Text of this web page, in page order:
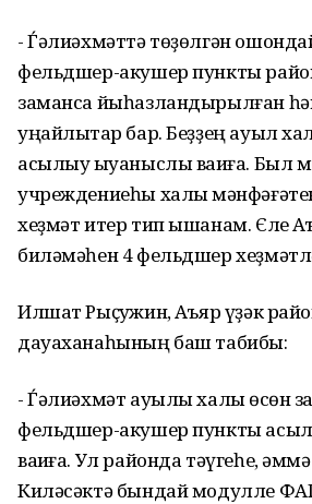
- Ѓәлиәхмәттә төҙөлгән
фельдшер-акушер пункты
заманса йыһазландырылған
уңайлыҡтар бар. Беҙҙең ауыл
асылыу ҡыуаныслы ваҡиға. Был
учреждениеһы халыҡ
хеҙмәт итер тип ышанам. Єле
биләмәһен 4 фельдшер
Илшат Рыҫҡужин, Аҡъяр үҙәк
дауаханаһының баш табибы:
- Ѓәлиәхмәт ауылы халҡы өсөн
фельдшер-акушер пункты
ваҡиға. Ул районда тәүгеһе,
Киләсәктә бындай модулле